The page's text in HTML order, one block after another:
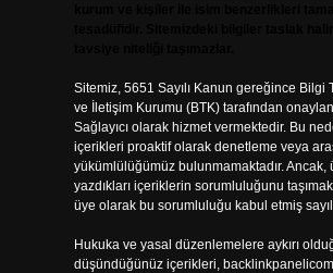
Sitemiz, 5651 Sayılı Kanun gereğince Bilgi
ve İletişim Kurumu (BTK) tarafından
Sağlayıcı olarak hizmet vermektedir. Bu
içerikleri proaktif olarak denetleme veya
yükümlülüğümüz bulunmamaktadır. Ancak,
yazdıkları içeriklerin sorumluluğunu
üye olarak bu sorumluluğu kabul etmiş
Hukuka ve yasal düzenlemelere aykırı
düşündüğünüz içerikleri,